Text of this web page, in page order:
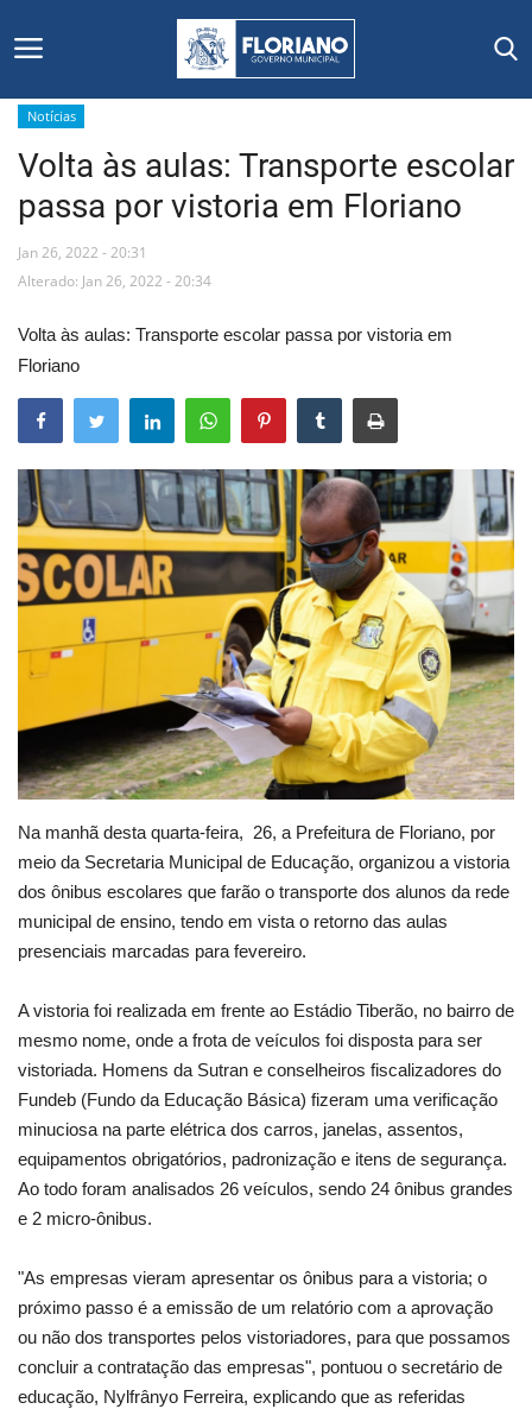
Início
Editais
Floriano
Secretarias e Órgãos
Mural de Licitações
Notícias
Vídeos
Webmail
Contato
Notícias
Volta às aulas: Transporte escolar
passa por vistoria em Floriano
Jan 26, 2022 - 20:31
Alterado: Jan 26, 2022 - 20:34
Volta às aulas: Transporte escolar passa por vistoria em
Floriano
Na manhã desta quarta-feira, 26, a Prefeitura de Floriano, por
meio da Secretaria Municipal de Educação, organizou a vistoria
dos ônibus escolares que farão o transporte dos alunos da rede
municipal de ensino, tendo em vista o retorno das aulas
presenciais marcadas para fevereiro.
A vistoria foi realizada em frente ao Estádio Tiberão, no bairro de
mesmo nome, onde a frota de veículos foi disposta para ser
vistoriada. Homens da Sutran e conselheiros fiscalizadores do
Fundeb (Fundo da Educação Básica) fizeram uma verificação
minuciosa na parte elétrica dos carros, janelas, assentos,
equipamentos obrigatórios, padronização e itens de segurança.
Ao todo foram analisados 26 veículos, sendo 24 ônibus grandes
e 2 micro-ônibus.
"As empresas vieram apresentar os ônibus para a vistoria; o
próximo passo é a emissão de um relatório com a aprovação
ou não dos transportes pelos vistoriadores, para que possamos
concluir a contratação das empresas", pontuou o secretário de
educação, Nylfrânyo Ferreira, explicando que as referidas